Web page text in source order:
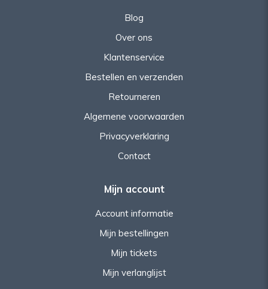
Blog
Over ons
Klantenservice
Bestellen en verzenden
Retourneren
Algemene voorwaarden
Privacyverklaring
Contact
Mijn account
Account informatie
Mijn bestellingen
Mijn tickets
Mijn verlanglijst